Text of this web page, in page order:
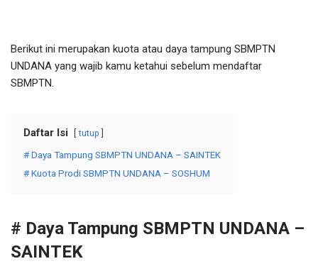
Berikut ini merupakan kuota atau daya tampung SBMPTN
UNDANA yang wajib kamu ketahui sebelum mendaftar
SBMPTN.
Daftar Isi tutup
# Daya Tampung SBMPTN UNDANA – SAINTEK
# Kuota Prodi SBMPTN UNDANA – SOSHUM
# Daya Tampung SBMPTN UNDANA –
SAINTEK